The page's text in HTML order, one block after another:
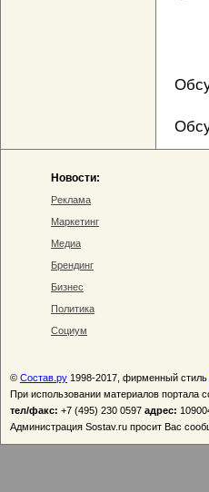
Новости:
Реклама
Маркетинг
Медиа
Брендинг
Бизнес
Политика
Социум
© Состав.ру 1998-2017, фирменный стиль
При использовании материалов портала
тел/факс: +7 (495) 230 0597 адрес:
Администрация Sostav.ru просит Вас